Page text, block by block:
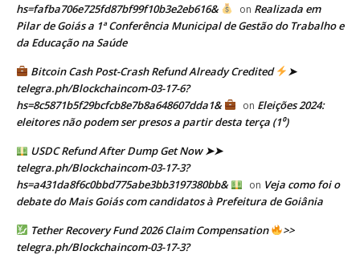
hs=fafba706e725fd87bf99f10b3e2eb616&
on Realizada em
Pilar de Goiás a 1ª Conferência Municipal de Gestão do Trabalho e
da Educação na Saúde
Bitcoin Cash Post-Crash Refund Already Credited
➤
telegra.ph/Blockchaincom-03-17-6?
hs=8c5871b5f29bcfcb8e7b8a648607dda1&
on Eleições 2024:
eleitores não podem ser presos a partir desta terça (1⁰)
USDC Refund After Dump Get Now ➤➤
telegra.ph/Blockchaincom-03-17-3?
hs=a431da8f6c0bbd775abe3bb3197380bb&
on Veja como foi o
debate do Mais Goiás com candidatos à Prefeitura de Goiânia
Tether Recovery Fund 2026 Claim Compensation
>>
telegra.ph/Blockchaincom-03-17-3?